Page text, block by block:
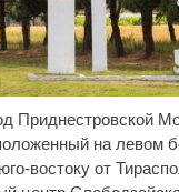
Приднестровской
на левом
востоку от
камера на пляже
когда их не видят...
длится несколько